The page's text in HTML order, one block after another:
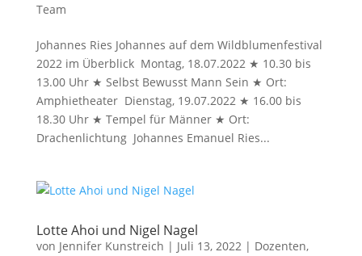
Team
Johannes Ries Johannes auf dem Wildblumenfestival
2022 im Überblick Montag, 18.07.2022 ★ 10.30 bis
13.00 Uhr ★ Selbst Bewusst Mann Sein ★ Ort:
Amphietheater Dienstag, 19.07.2022 ★ 16.00 bis
18.30 Uhr ★ Tempel für Männer ★ Ort:
Drachenlichtung Johannes Emanuel Ries...
Lotte Ahoi und Nigel Nagel
von Jennifer Kunstreich | Juli 13, 2022| Dozenten,